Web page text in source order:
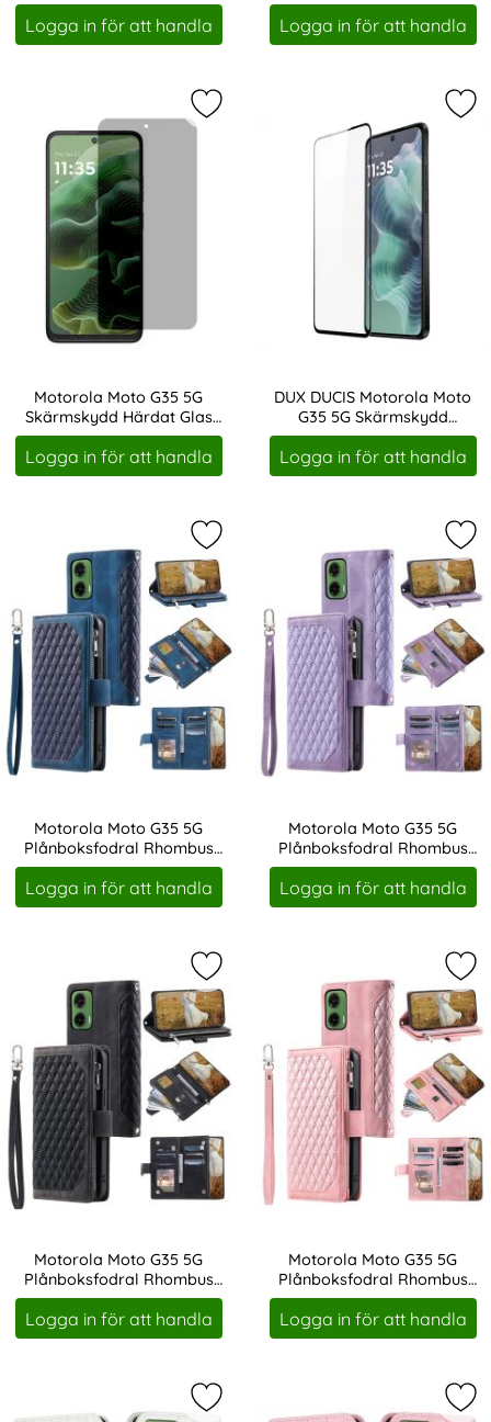
Art. nr 234336
Logga in för att handla
Art. nr 234349
Logga in för att handla
Motorola Moto G35 5G
Skärmskydd Härdat Glas
Privacy
Art. nr 234350
Logga in för att handla
Markera motorola Moto G35 5G
DUX DUCIS Motorola Moto
G35 5G Skärmskydd
Heltäckande Härdat Glas
Art. nr 234354
Logga in för att handla
Motorola Moto G35 5G
Plånboksfodral Rhombus
Läder Blå
Art. nr 237135
Logga in för att handla
Markera motorola Moto G35 5G
Motorola Moto G35 5G
Plånboksfodral Rhombus
Läder Lila
Art. nr 237136
Logga in för att handla
Motorola Moto G35 5G
Plånboksfodral Rhombus
Läder Svart
Art. nr 237137
Logga in för att handla
Markera motorola Moto G35 5G
Motorola Moto G35 5G
Plånboksfodral Rhombus
Läder Rosa
Art. nr 237138
Logga in för att handla
Markera motorola Moto G35 5G